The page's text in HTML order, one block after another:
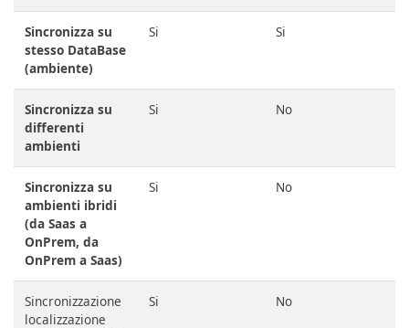
Sincronizza su
stesso DataBase
(ambiente)
Si Si
Sincronizza su
differenti
ambienti
Si No
Sincronizza su
ambienti ibridi
(da Saas a
OnPrem, da
OnPrem a Saas)
Si No
Sincronizzazione
localizzazione
Si No